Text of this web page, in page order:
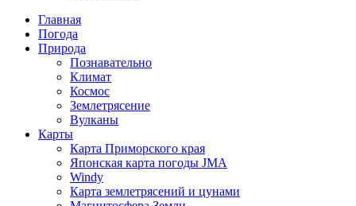
Главная
Погода
Природа
Познавательно
Климат
Космос
Землетрясение
Вулканы
Карты
Карта Приморского края
Японская карта погоды JMA
Windy
Карта землетрясений и цунами